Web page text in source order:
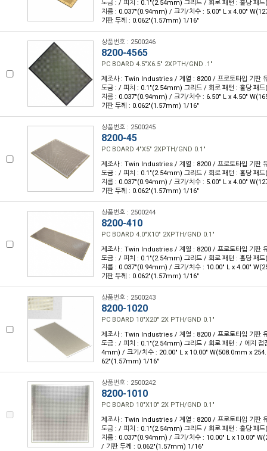
도금 : / 피치 : 0.1"(2.54mm) 그리드 / 회로 패턴 : 홀당 패
지름 : 0.037"(0.94mm) / 크기/치수 : 5.00" L x 4.00"
기판 두께 : 0.062"(1.57mm) 1/16"
상품번호 : 2500246
8200-4565
PC BOARD 4.5"X6.5" 2XPTH/GND .1"
제조사 : Twin Industries / 계열 : 8200 / 프로토타입 기판
도금 : / 피치 : 0.1"(2.54mm) 그리드 / 회로 패턴 : 홀당 패
지름 : 0.037"(0.94mm) / 크기/치수 : 6.50" L x 4.50"
기판 두께 : 0.062"(1.57mm) 1/16"
상품번호 : 2500245
8200-45
PC BOARD 4"X5" 2XPTH/GND 0.1"
제조사 : Twin Industries / 계열 : 8200 / 프로토타입 기판
도금 : / 피치 : 0.1"(2.54mm) 그리드 / 회로 패턴 : 홀당 패
지름 : 0.037"(0.94mm) / 크기/치수 : 5.00" L x 4.00"
기판 두께 : 0.062"(1.57mm) 1/16"
상품번호 : 2500244
8200-410
PC BOARD 4.0"X10" 2XPTH/GND 0.1"
제조사 : Twin Industries / 계열 : 8200 / 프로토타입 기판
도금 : / 피치 : 0.1"(2.54mm) 그리드 / 회로 패턴 : 홀당 패
지름 : 0.037"(0.94mm) / 크기/치수 : 10.00" L x 4.00"
기판 두께 : 0.062"(1.57mm) 1/16"
상품번호 : 2500243
8200-1020
PC BOARD 10"X20" 2X PTH/GND 0.1"
제조사 : Twin Industries / 계열 : 8200 / 프로토타입 기판
도금 : / 피치 : 0.1"(2.54mm) 그리드 / 회로 패턴 : / 에지 접
4mm) / 크기/치수 : 20.00" L x 10.00" W(508.0mm x
62"(1.57mm) 1/16"
상품번호 : 2500242
8200-1010
PC BOARD 10"X10" 2X PTH/GND 0.1"
제조사 : Twin Industries / 계열 : 8200 / 프로토타입 기판
도금 : / 피치 : 0.1"(2.54mm) 그리드 / 회로 패턴 : 홀당 패
지름 : 0.037"(0.94mm) / 크기/치수 : 10.00" L x 10.00"
/ 기판 두께 : 0.062"(1.57mm) 1/16"